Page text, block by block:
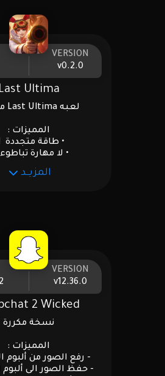
VERSION
v0.2.0
Last Ultima
لعبه Last Ultima مهكره
المميزات :
• طاقة متجددة
• لا مهارة
المزيــد
VERSION
v12.36.0
2 Wicked
نسخة مكررة
المميزات :
- رفع الصور من ألبوم
- حفظ الصور الى ألبوم